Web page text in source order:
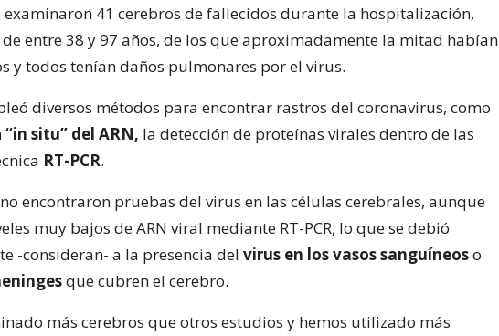
examinaron 41 cerebros de fallecidos durante la hospitalización,
entre 38 y 97 años, de los que aproximadamente la mitad habían
y todos tenían daños pulmonares por el virus.
diversos métodos para encontrar rastros del coronavirus, como
“in situ” del ARN, la detección de proteínas virales dentro de las
RT-PCR.
encontraron pruebas del virus en las células cerebrales, aunque
muy bajos de ARN viral mediante RT-PCR, lo que se debió
-consideran- a la presencia del virus en los vasos sanguíneoso
que cubren el cerebro.
más cerebros que otros estudios y hemos utilizado más